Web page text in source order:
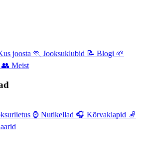
joosta 🏃 Jooksuklubid 📝 Blogi 🌱
👥 Meist
⌚ Nutikellad 🎧 Kõrvaklapid 🧦